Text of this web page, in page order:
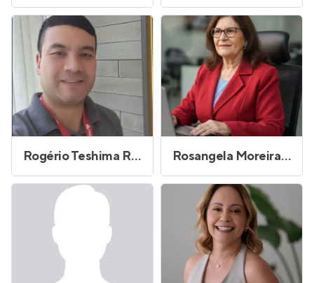
Rogério Teshima Rissetto Rosangela Moreira de Souza